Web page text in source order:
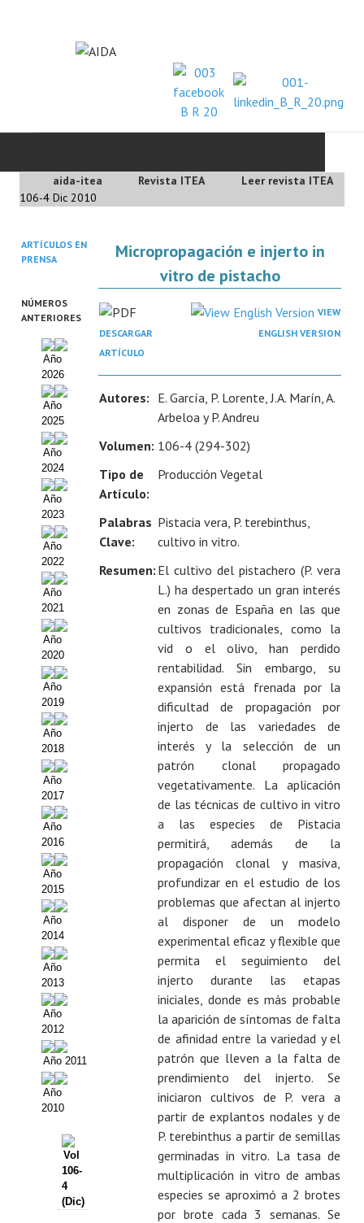
INICIO
Cincuentenario AIDA
Organigrama
Estatutos
Hacerse socio
Noticias
Galería de Fotos
Web AIDA 2.0
REVISTA ITEA
Presentación ITEA
Equipo Editorial
Leer revista ITEA
Directrices para autores/as
Políticas Editoriales
Propuesta Volumen Especial
Sello Calidad FECYT
Premio Prensa Agraria
Buscador de Artículos
JORNADAS AIDA
Presentación Jornadas
Comunicaciones
Jornadas PAM 2026
Premio Jóvenes Investigadores
Buscador de Comunicaciones
Buscador de Comunicaciones
BUSCADOR
aida-itea Revista ITEA
Leer revista ITEA
106-4 Dic 2010
ARTÍCULOS EN
PRENSA
NÚMEROS
ANTERIORES
Año
2026
Año
2025
Año
2024
Año
2023
Año
2022
Año
2021
Año
2020
Año
2019
Año
2018
Año
2017
Año
2016
Año
2015
Año
2014
Año
2013
Año
2012
Año 2011
Año
2010
Vol
106-
4
(Dic)
Micropropagación e injerto in
vitro de pistacho
DESCARGAR
ARTÍCULO
VIEW
ENGLISH VERSION
Autores: E. García, P. Lorente, J.A. Marín, A.
Arbeloa y P. Andreu
Volumen: 106-4 (294-302)
Tipo de
Artículo:
Producción Vegetal
Palabras
Clave:
Pistacia vera, P. terebinthus,
cultivo in vitro.
Resumen: El cultivo del pistachero (P. vera
L.) ha despertado un gran interés
en zonas de España en las que
cultivos tradicionales, como la
vid o el olivo, han perdido
rentabilidad. Sin embargo, su
expansión está frenada por la
dificultad de propagación por
injerto de las variedades de
interés y la selección de un
patrón clonal propagado
vegetativamente. La aplicación
de las técnicas de cultivo in vitro
a las especies de Pistacia
permitirá, además de la
propagación clonal y masiva,
profundizar en el estudio de los
problemas que afectan al injerto
al disponer de un modelo
experimental eficaz y flexible que
permita el seguimiento del
injerto durante las etapas
iniciales, donde es más probable
la aparición de síntomas de falta
de afinidad entre la variedad y el
patrón que lleven a la falta de
prendimiento del injerto. Se
iniciaron cultivos de P. vera a
partir de explantos nodales y de
P. terebinthus a partir de semillas
germinadas in vitro. La tasa de
multiplicación in vitro de ambas
especies se aproximó a 2 brotes
por brote cada 3 semanas. Se